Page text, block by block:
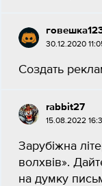
30.12.2020
Создать
rabbit27
15.08.2022
Зарубіжна
волхвів».
на думку